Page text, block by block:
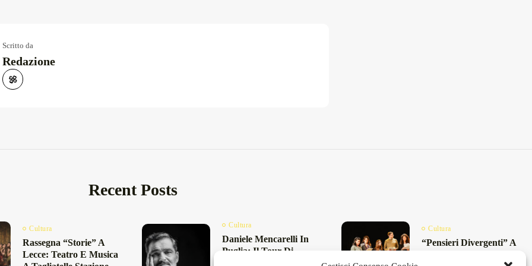
Scritto da
Redazione
Recent Posts
Cultura
Rassegna “Storie” A
Lecce: Teatro E Musica
Cultura
Daniele Mencarelli In
Puglia: Il Tour Di
Cultura
“Pensieri Divergenti” A